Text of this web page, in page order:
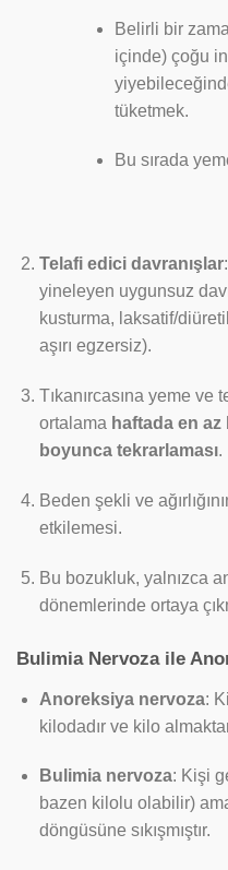
Belirli bir
içinde) çoğu
tüketmek.
Bu sırada
Telafi edici davranışlar
yineleyen uygunsuz
kusturma, laksatif/
aşırı egzersiz).
Tıkanırcasına yeme ve
ortalama haftada en az
boyunca tekrarlaması.
Beden şekli ve
etkilemesi.
Bu bozukluk, yalnızca
dönemlerinde ortaya
Bulimia Nervoza ile
Anoreksiya nervoza:
kilodadır ve kilo
Bulimia nervoza: Kişi
bazen kilolu olabilir)
döngüsüne sıkışmıştır.